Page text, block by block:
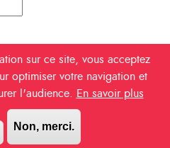
sur ce site, vous acceptez
optimiser votre navigation et
l'audience.
En savoir plus
Non, merci.